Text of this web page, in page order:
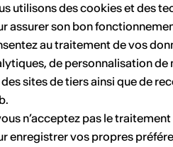
www.afflatus.chet écrire
ateliers-de-
utilisons des cookies et des
assurer son bon
au traitement de vos
de personnalisation
sites de tiers ainsi que de
n’acceptez pas le
enregistrer vos propres